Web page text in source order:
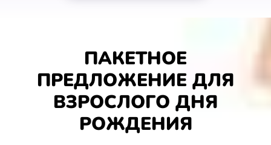
ПАКЕТНОЕ
ПРЕДЛОЖЕНИЕ ДЛЯ
ВЗРОСЛОГО ДНЯ
РОЖДЕНИЯ